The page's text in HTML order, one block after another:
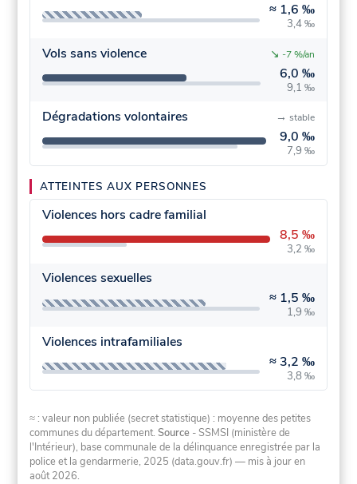
≈ 1,6 ‰
3,4 ‰
Vols sans violence
6,0 ‰
9,1 ‰
↘ -7 %/an
Dégradations volontaires
9,0 ‰
7,9 ‰
→ stable
ATTEINTES AUX PERSONNES
Violences hors cadre familial
8,5 ‰
3,2 ‰
Violences sexuelles
≈ 1,5 ‰
1,9 ‰
Violences intrafamiliales
≈ 3,2 ‰
3,8 ‰
≈ : valeur non publiée (secret statistique) : moyenne des petites
communes du département.Source - SSMSI (ministère de
l'Intérieur), base communale de la délinquance enregistrée par la
police et la gendarmerie, 2025 (data.gouv.fr) — mis à jour en
août 2026.